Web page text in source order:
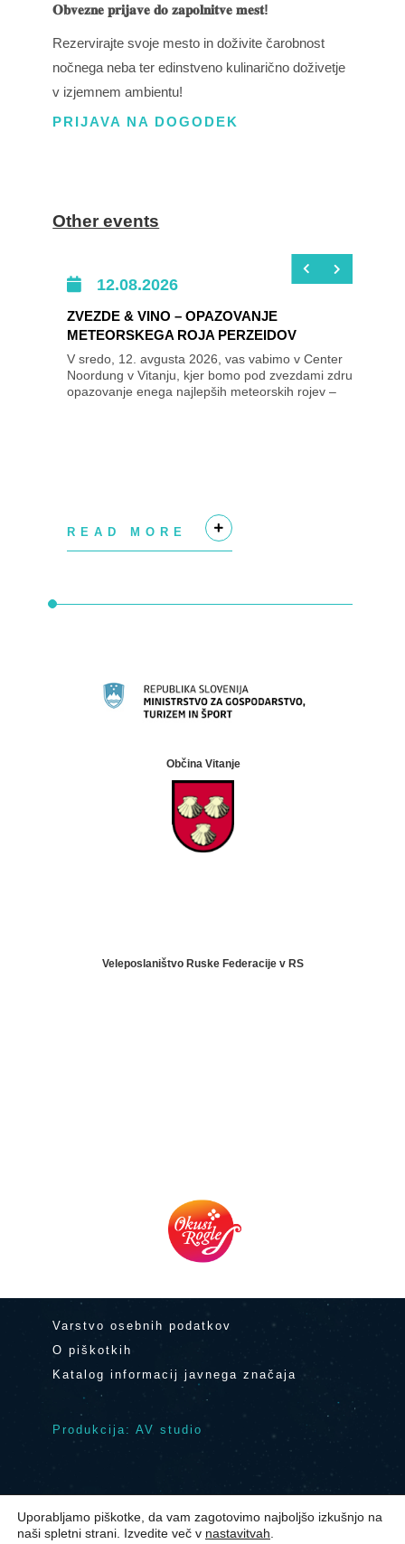
𝐎𝐛𝐯𝐞𝐳𝐧𝐞 𝐩𝐫𝐢𝐣𝐚𝐯𝐞 𝐝𝐨 𝐳𝐚𝐩𝐨𝐥𝐧𝐢𝐭𝐯𝐞 𝐦𝐞𝐬𝐭!
Rezervirajte svoje mesto in doživite čarobnost
nočnega neba ter edinstveno kulinarično doživetje
v izjemnem ambientu!
PRIJAVA NA DOGODEK
Other events
12.08.2026
ZVEZDE & VINO – OPAZOVANJE
METEORSKEGA ROJA PERZEIDOV
V sredo, 12. avgusta 2026, vas vabimo v Center
Noordung v Vitanju, kjer bomo pod zvezdami združili
opazovanje enega najlepših meteorskih rojev –
READ MORE
+
Občina Vitanje
Veleposlaništvo Ruske Federacije v RS
Varstvo osebnih podatkov
O piškotkih
Katalog informacij javnega značaja
Produkcija: AV studio
© 2024 Center Noordung Vitanje| Kontakt
Uporabljamo piškotke, da vam zagotovimo najboljšo izkušnjo na
naši spletni strani. Izvedite več v nastavitvah